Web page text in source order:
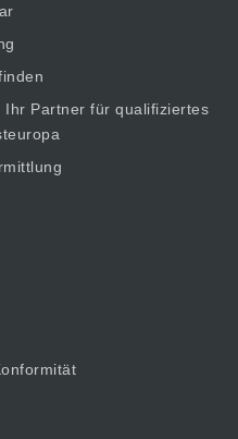
Ihr Partner für qualifiziertes